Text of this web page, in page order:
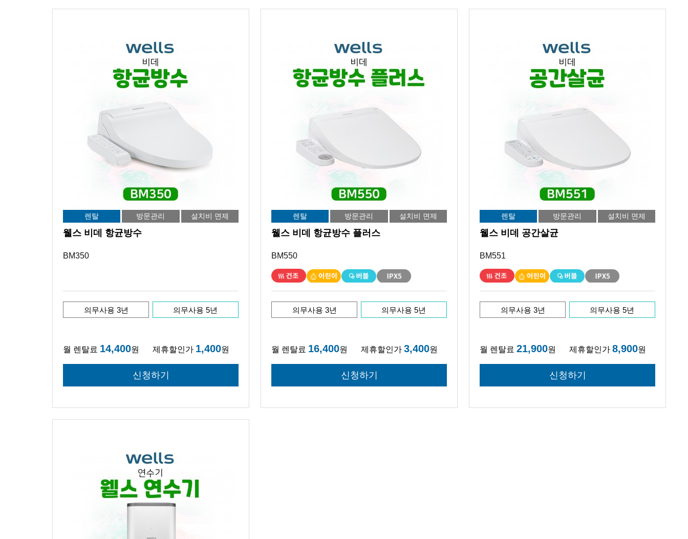
렌탈 방문관리 설치비 면제
웰스 비데 항균방수
BM350
의무사용 3년 의무사용 5년
월 렌탈료 14,400원 제휴할인가 1,400원
렌탈 방문관리 설치비 면제
웰스 비데 항균방수 플러스
BM550
의무사용 3년 의무사용 5년
월 렌탈료 16,400원 제휴할인가 3,400원
렌탈 방문관리 설치비 면제
웰스 비데 공간살균
BM551
의무사용 3년 의무사용 5년
월 렌탈료 21,900원 제휴할인가 8,900원